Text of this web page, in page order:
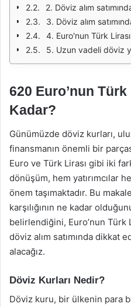
2. Döviz alım
3. Döviz alım satımında
4. Euro'nun Türk Lirası
5. Uzun vadeli döviz
620 Euro’nun Türk
Kadar?
Günümüzde döviz kurları,
finansmanın önemli bir
Euro ve Türk Lirası gibi iki
dönüşüm, hem yatırımcılar
önem taşımaktadır. Bu
karşılığının ne kadar
belirlendiğini, Euro’nun
döviz alım satımında dikkat
alacağız.
Döviz Kurları Nedir?
Döviz kuru, bir ülkenin para